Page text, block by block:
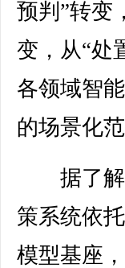
预判”转变
变，从“处
各领域智
的场景化
据了解
策系统依
模型基座